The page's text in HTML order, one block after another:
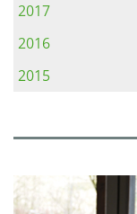
2017
2016
2015